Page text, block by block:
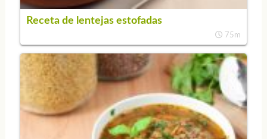
Receta de lentejas estofadas
75m